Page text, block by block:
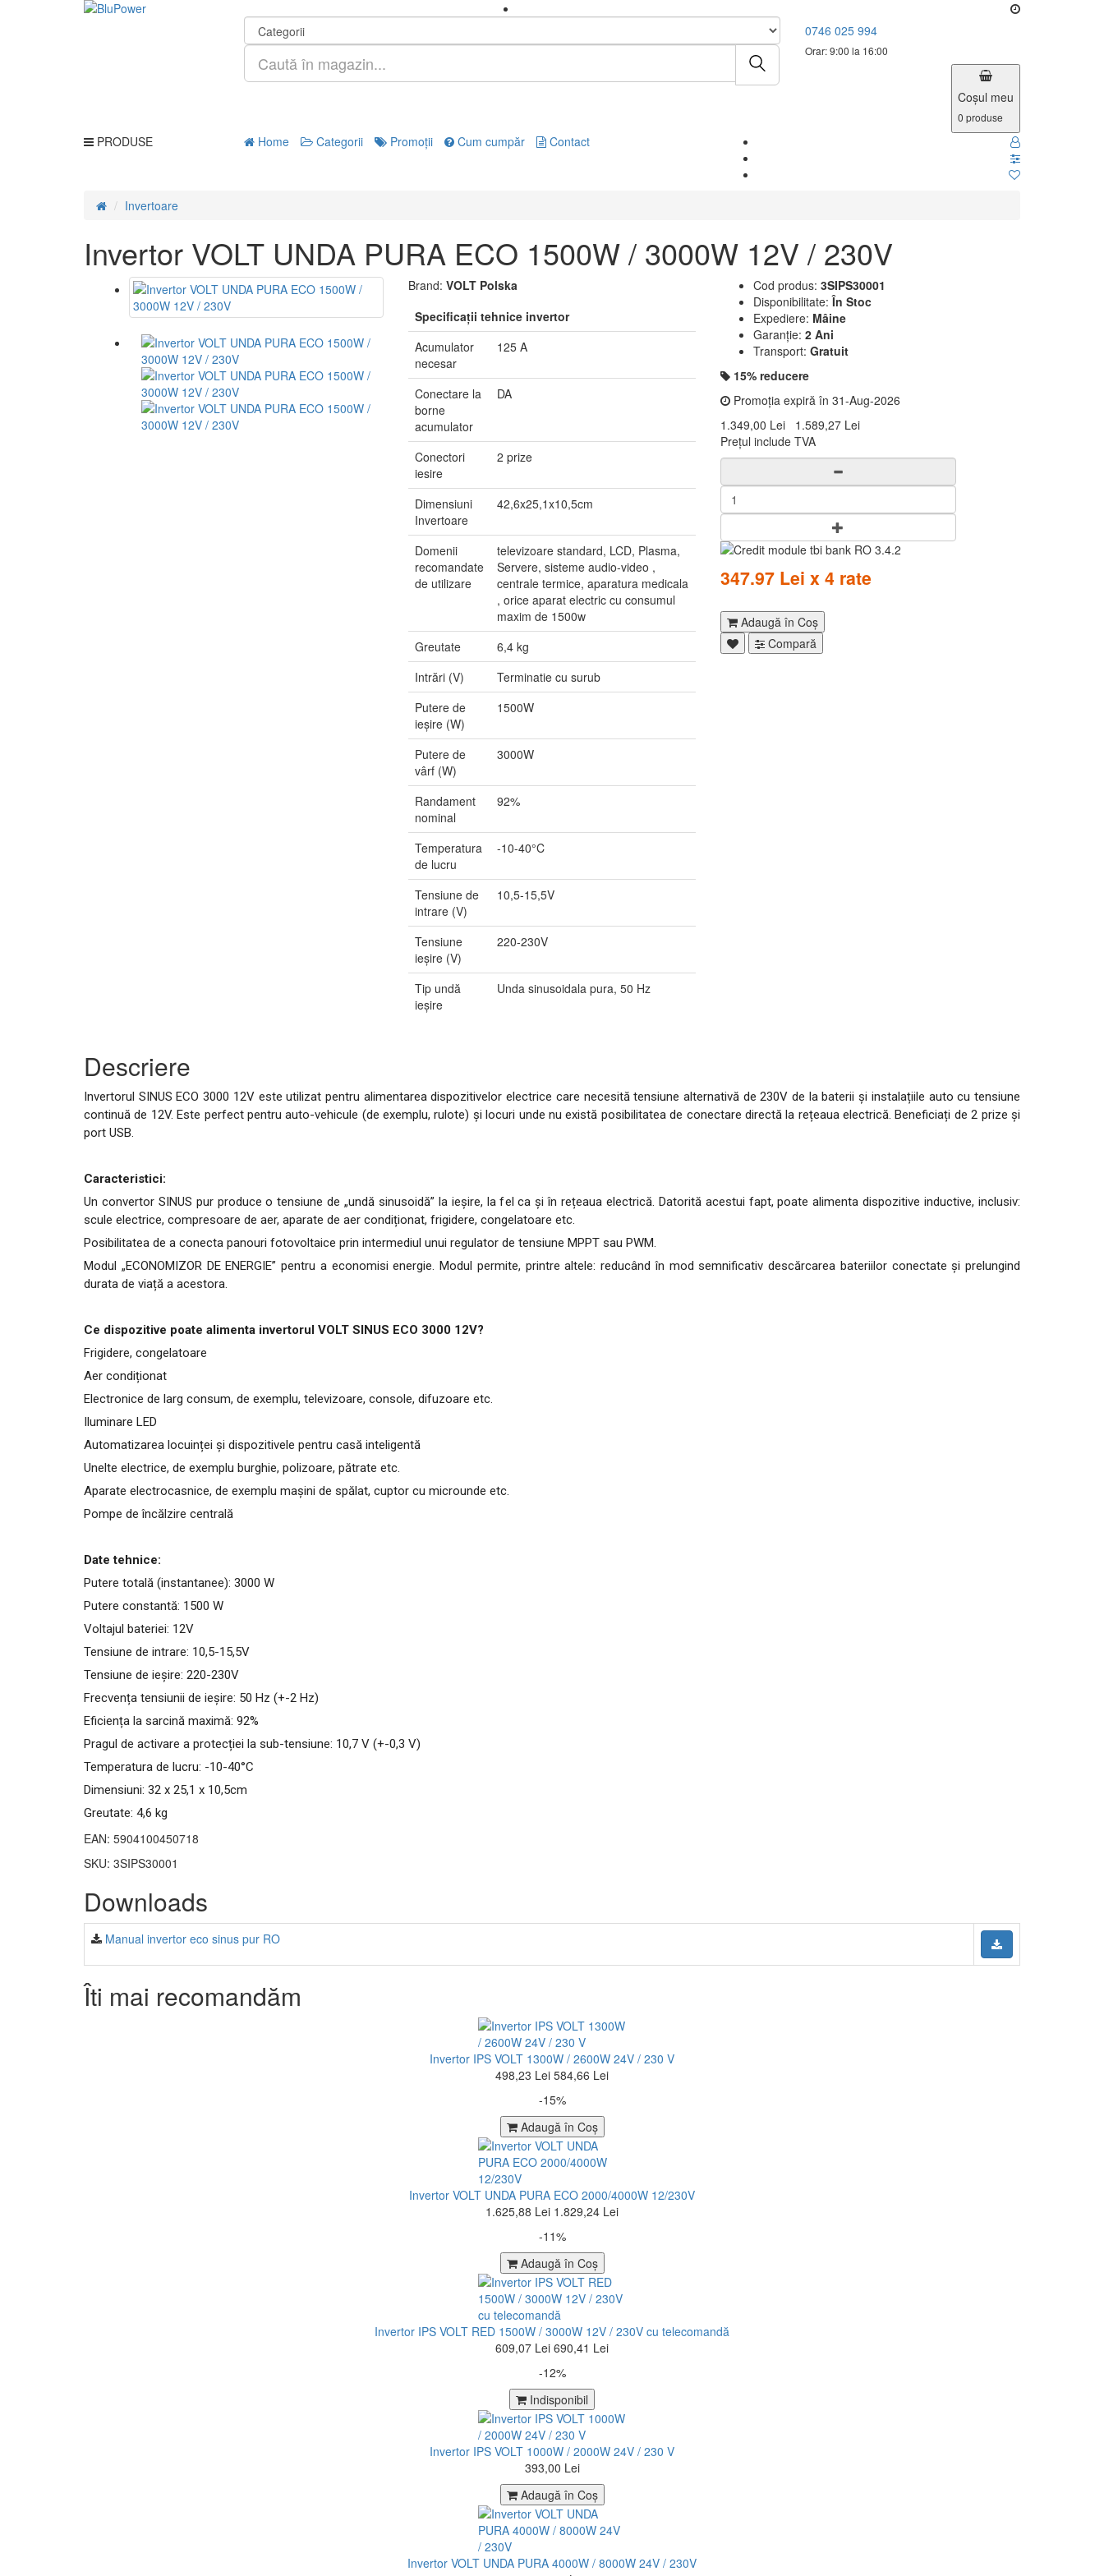
0746 025 994
Orar: 9:00 la 16:00
Coşul meu
0 produse
PRODUSE Home Categorii Promoţii Cum cumpăr Contact
Invertoare
Invertor VOLT UNDA PURA ECO 1500W / 3000W 12V / 230V
Brand: VOLT Polska
Specificaţii tehnice invertor
Acumulator
necesar
125 A
Conectare la
borne
acumulator
DA
Conectori
iesire
2 prize
Dimensiuni
Invertoare
42,6x25,1x10,5cm
Domenii
recomandate
de utilizare
televizoare standard, LCD, Plasma,
Servere, sisteme audio-video ,
centrale termice, aparatura medicala
, orice aparat electric cu consumul
maxim de 1500w
Greutate
6,4 kg
Intrări (V)
Terminatie cu surub
Putere de
ieșire (W)
1500W
Putere de
vârf (W)
3000W
Randament
nominal
92%
Temperatura
de lucru
-10-40°C
Tensiune de
intrare (V)
10,5-15,5V
Tensiune
ieșire (V)
220-230V
Tip undă
ieșire
Unda sinusoidala pura, 50 Hz
Cod produs: 3SIPS30001
Disponibilitate: În Stoc
Expediere: Mâine
Garanție: 2 Ani
Transport: Gratuit
15% reducere
Promoția expiră în 31-Aug-2026
1.349,00 Lei
1.589,27 Lei
Prețul include TVA
347.97 Lei x 4 rate
Adaugă în Coş
Compară
Descriere
Invertorul SINUS ECO 3000 12V este utilizat pentru alimentarea dispozitivelor electrice care necesită tensiune alternativă de 230V de la baterii și instalațiile auto cu tensiune
continuă de 12V. Este perfect pentru auto-vehicule (de exemplu, rulote) și locuri unde nu există posibilitatea de conectare directă la rețeaua electrică. Beneficiați de 2 prize și
port USB.
Caracteristici:
Un convertor SINUS pur produce o tensiune de „undă sinusoidă” la ieșire, la fel ca și în rețeaua electrică. Datorită acestui fapt, poate alimenta dispozitive inductive, inclusiv:
scule electrice, compresoare de aer, aparate de aer condiționat, frigidere, congelatoare etc.
Posibilitatea de a conecta panouri fotovoltaice prin intermediul unui regulator de tensiune MPPT sau PWM.
Modul „ECONOMIZOR DE ENERGIE” pentru a economisi energie. Modul permite, printre altele: reducând în mod semnificativ descărcarea bateriilor conectate și prelungind
durata de viață a acestora.
Ce dispozitive poate alimenta invertorul VOLT SINUS ECO 3000 12V?
Frigidere, congelatoare
Aer condiționat
Electronice de larg consum, de exemplu, televizoare, console, difuzoare etc.
Iluminare LED
Automatizarea locuinței și dispozitivele pentru casă inteligentă
Unelte electrice, de exemplu burghie, polizoare, pătrate etc.
Aparate electrocasnice, de exemplu mașini de spălat, cuptor cu microunde etc.
Pompe de încălzire centrală
Date tehnice:
Putere totală (instantanee): 3000 W
Putere constantă: 1500 W
Voltajul bateriei: 12V
Tensiune de intrare: 10,5-15,5V
Tensiune de ieșire: 220-230V
Frecvența tensiunii de ieșire: 50 Hz (+-2 Hz)
Eficiența la sarcină maximă: 92%
Pragul de activare a protecției la sub-tensiune: 10,7 V (+-0,3 V)
Temperatura de lucru: -10-40°C
Dimensiuni: 32 x 25,1 x 10,5cm
Greutate: 4,6 kg
EAN: 5904100450718
SKU: 3SIPS30001
Downloads
Manual invertor eco sinus pur RO
Îti mai recomandăm
Invertor IPS VOLT 1300W / 2600W 24V / 230 V
498,23 Lei 584,66 Lei
-15%
Adaugă în Coş
Invertor VOLT UNDA PURA ECO 2000/4000W 12/230V
1.625,88 Lei 1.829,24 Lei
-11%
Adaugă în Coş
Invertor IPS VOLT RED 1500W / 3000W 12V / 230V cu telecomandă
609,07 Lei 690,41 Lei
-12%
Indisponibil
Invertor IPS VOLT 1000W / 2000W 24V / 230 V
393,00 Lei
Adaugă în Coş
Invertor VOLT UNDA PURA 4000W / 8000W 24V / 230V